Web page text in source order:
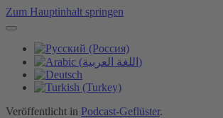
Zum Hauptinhalt springen
Veröffentlicht in Podcast-Geflüster.